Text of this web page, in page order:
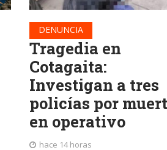
DENUNCIA
Tragedia en
Cotagaita:
Investigan a tres
policías por
en operativo
hace 14 horas